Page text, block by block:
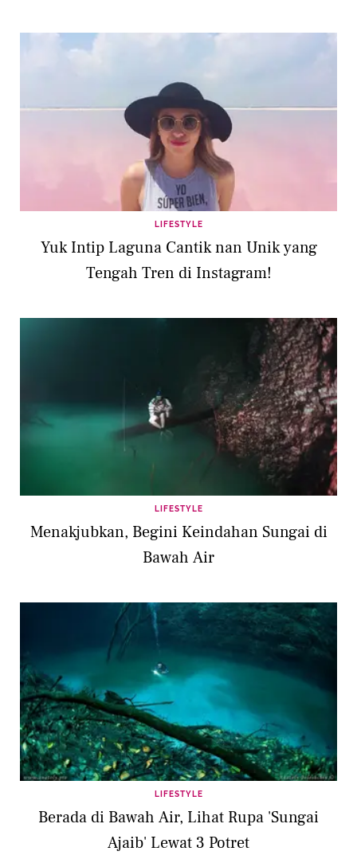
LIFESTYLE
Yuk Intip Laguna Cantik nan Unik yang
Tengah Tren di Instagram!
LIFESTYLE
Menakjubkan, Begini Keindahan Sungai di
Bawah Air
LIFESTYLE
Berada di Bawah Air, Lihat Rupa 'Sungai
Ajaib' Lewat 3 Potret